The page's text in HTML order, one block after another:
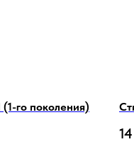
го поколения)